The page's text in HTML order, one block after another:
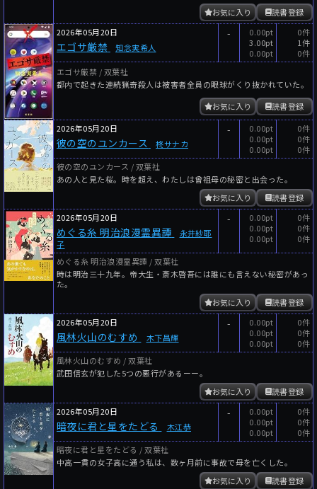
読書登録
お気に入り
2026年05月20日
エゴサ厳禁 知念実希人
-
0.00pt
3.00pt
0.00pt
0件
1件
0件
エゴサ厳禁 / 双葉社
都内で起きた連続猟奇殺人は被害者全員の眼球がくり抜かれていた。
読書登録
お気に入り
2026年05月20日
彼の空のユンカース 柊サナカ
-
0.00pt
0.00pt
0.00pt
0件
0件
0件
彼の空のユンカース / 双葉社
あの人と見た桜。時を超え、わたしは曾祖母の秘密と出会った。
読書登録
お気に入り
2026年05月20日
めぐる糸 明治浪漫霊異譚
永井紗耶
子
-
0.00pt
0.00pt
0.00pt
0件
0件
0件
めぐる糸 明治浪漫霊異譚 / 双葉社
時は明治三十九年。帝大生・斎木啓吾には誰にも言えない秘密があっ
た。
読書登録
お気に入り
2026年05月20日
風林火山のむすめ 木下昌輝
-
0.00pt
0.00pt
0.00pt
0件
0件
0件
風林火山のむすめ / 双葉社
武田信玄が犯した5つの悪行があるーー。
読書登録
お気に入り
2026年05月20日
暗夜に君と星をたどる 木江恭
-
0.00pt
0.00pt
0.00pt
0件
0件
0件
暗夜に君と星をたどる / 双葉社
中高一貫の女子高に通う私は、数ヶ月前に事故で母を亡くした。
読書登録
お気に入り